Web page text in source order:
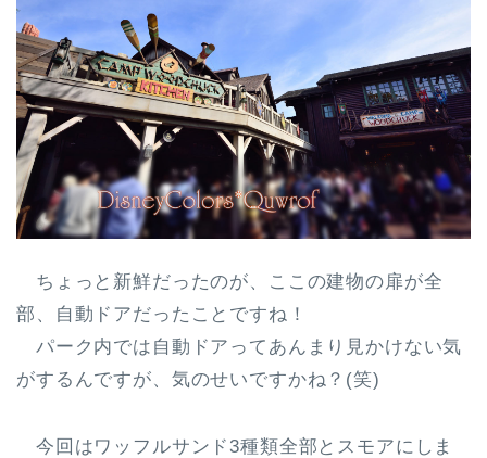
ちょっと新鮮だったのが、ここの建物の扉が全
部、自動ドアだったことですね！
パーク内では自動ドアってあんまり見かけない気
がするんですが、気のせいですかね？(笑)
今回はワッフルサンド3種類全部とスモアにしま